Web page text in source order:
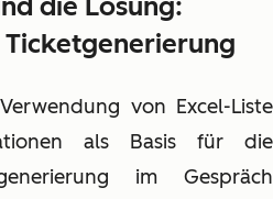
von Excel-Liste
als Basis für die
im Gespräch